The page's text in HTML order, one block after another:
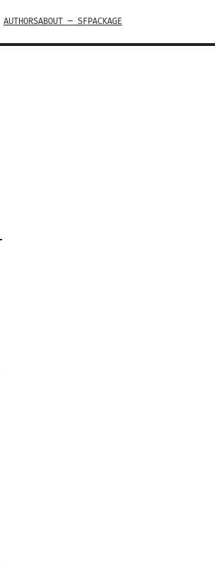
AUTHORSABOUT — SFPACKAGE